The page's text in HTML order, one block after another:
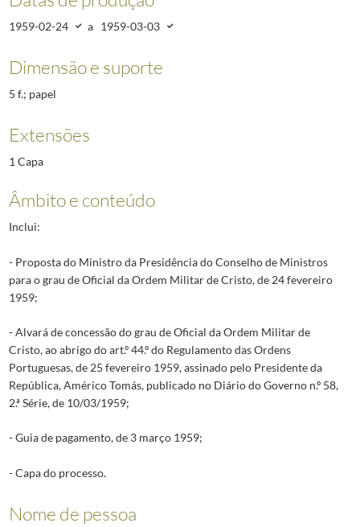
1959-02-24 a 1959-03-03
Dimensão e suporte
5 f.; papel
Extensões
1 Capa
Âmbito e conteúdo
Inclui:
- Proposta do Ministro da Presidência do Conselho de Ministros
para o grau de Oficial da Ordem Militar de Cristo, de 24 fevereiro
1959;
- Alvará de concessão do grau de Oficial da Ordem Militar de
Cristo, ao abrigo do art.º 44.º do Regulamento das Ordens
Portuguesas, de 25 fevereiro 1959, assinado pelo Presidente da
República, Américo Tomás, publicado no Diário do Governo n.º 58,
2.ª Série, de 10/03/1959;
- Guia de pagamento, de 3 março 1959;
- Capa do processo.
Nome de pessoa